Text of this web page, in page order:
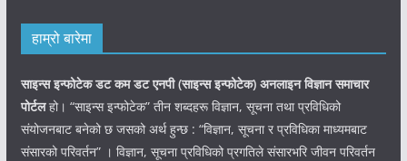
हाम्रो बारेमा
साइन्स इन्फोटेक डट कम डट एनपी (साइन्सइन्फोटेक) अनलाइन विज्ञान समाचार
पोर्टलहो। “साइन्स इन्फोटेक” तीन शब्दहरू विज्ञान, सूचना तथा प्रविधिको
संयोजनबाट बनेको छ जसको अर्थ हुन्छ : “विज्ञान, सूचना र प्रविधिका माध्यमबाट
संसारको परिवर्तन” । विज्ञान, सूचना प्रविधिको प्रगतिले संसारभरि जीवन परिवर्तन